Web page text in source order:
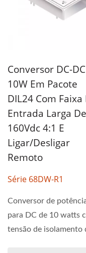
Conversor DC-
10W Em Pacote
DIL24 Com Faixa
Entrada Larga
160Vdc 4:1 E
Ligar/Desligar
Remoto
Série 68DW-R1
Conversor de
para DC de 10 watts
tensão de isolamento